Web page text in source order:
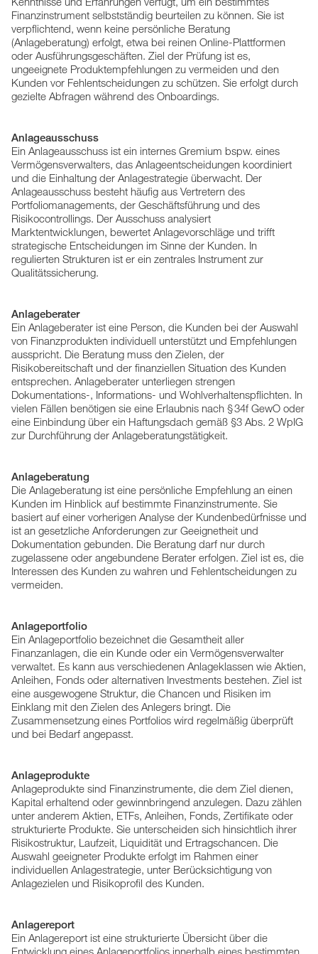
Finanzinstrument selbstständig beurteilen zu können. Sie ist
verpflichtend, wenn keine persönliche Beratung
(Anlageberatung) erfolgt, etwa bei reinen Online-Plattformen
oder Ausführungsgeschäften. Ziel der Prüfung ist es,
ungeeignete Produktempfehlungen zu vermeiden und den
Kunden vor Fehlentscheidungen zu schützen. Sie erfolgt durch
gezielte Abfragen während des Onboardings.
Anlageausschuss
Ein Anlageausschuss ist ein internes Gremium bspw. eines
Vermögensverwalters, das Anlageentscheidungen koordiniert
und die Einhaltung der Anlagestrategie überwacht. Der
Anlageausschuss besteht häufig aus Vertretern des
Portfoliomanagements, der Geschäftsführung und des
Risikocontrollings. Der Ausschuss analysiert
Marktentwicklungen, bewertet Anlagevorschläge und trifft
strategische Entscheidungen im Sinne der Kunden. In
regulierten Strukturen ist er ein zentrales Instrument zur
Qualitätssicherung.
Anlageberater
Ein Anlageberater ist eine Person, die Kunden bei der Auswahl
von Finanzprodukten individuell unterstützt und Empfehlungen
ausspricht. Die Beratung muss den Zielen, der
Risikobereitschaft und der finanziellen Situation des Kunden
entsprechen. Anlageberater unterliegen strengen
Dokumentations-, Informations- und Wohlverhaltenspflichten. In
vielen Fällen benötigen sie eine Erlaubnis nach § 34f GewO oder
eine Einbindung über ein Haftungsdach gemäß §3 Abs. 2 WpIG
zur Durchführung der Anlageberatungstätigkeit.
Anlageberatung
Die Anlageberatung ist eine persönliche Empfehlung an einen
Kunden im Hinblick auf bestimmte Finanzinstrumente. Sie
basiert auf einer vorherigen Analyse der Kundenbedürfnisse und
ist an gesetzliche Anforderungen zur Geeignetheit und
Dokumentation gebunden. Die Beratung darf nur durch
zugelassene oder angebundene Berater erfolgen. Ziel ist es, die
Interessen des Kunden zu wahren und Fehlentscheidungen zu
vermeiden.
Anlageportfolio
Ein Anlageportfolio bezeichnet die Gesamtheit aller
Finanzanlagen, die ein Kunde oder ein Vermögensverwalter
verwaltet. Es kann aus verschiedenen Anlageklassen wie Aktien,
Anleihen, Fonds oder alternativen Investments bestehen. Ziel ist
eine ausgewogene Struktur, die Chancen und Risiken im
Einklang mit den Zielen des Anlegers bringt. Die
Zusammensetzung eines Portfolios wird regelmäßig überprüft
und bei Bedarf angepasst.
Anlageprodukte
Anlageprodukte sind Finanzinstrumente, die dem Ziel dienen,
Kapital erhaltend oder gewinnbringend anzulegen. Dazu zählen
unter anderem Aktien, ETFs, Anleihen, Fonds, Zertifikate oder
strukturierte Produkte. Sie unterscheiden sich hinsichtlich ihrer
Risikostruktur, Laufzeit, Liquidität und Ertragschancen. Die
Auswahl geeigneter Produkte erfolgt im Rahmen einer
individuellen Anlagestrategie, unter Berücksichtigung von
Anlagezielen und Risikoprofil des Kunden.
Anlagereport
Ein Anlagereport ist eine strukturierte Übersicht über die
Entwicklung eines Anlageportfolios innerhalb eines bestimmten